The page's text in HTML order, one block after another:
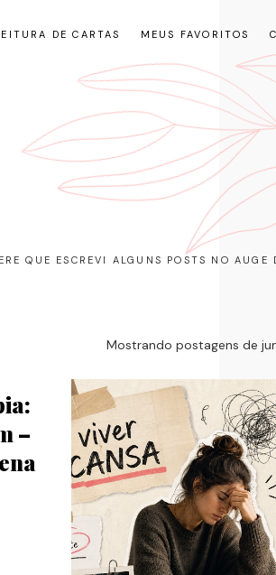
DE CARTAS MEUS FAVORITOS
QUE ESCREVI ALGUNS POSTS NO AUGE
Mostrando postagens de
–